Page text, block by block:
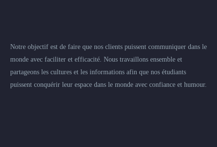
Notre objectif est de faire que nos clients puissent communiquer dans le
monde avec faciliter et efficacité. Nous travaillons ensemble et
partageons les cultures et les informations afin que nos étudiants
puissent conquérir leur espace dans le monde avec confiance et humour.